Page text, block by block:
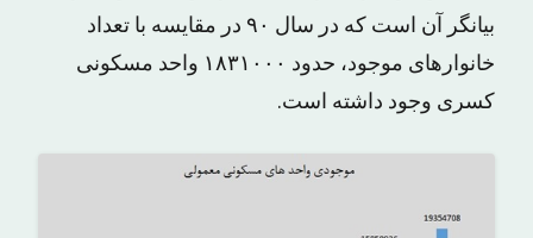
بیانگر آن است که در سال ٩٠ در مقایسه با تعداد
خانوارهای موجود، حدود ١۸٣١٠٠٠ واحد مسکونی
کسری وجود داشته است.